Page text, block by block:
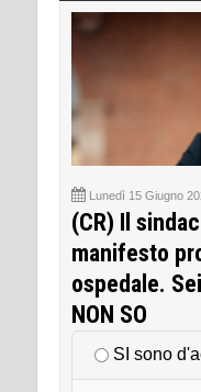
Lunedì 15 Giugno
(CR) Il
manifesto
ospedale.
NON SO
SI sono